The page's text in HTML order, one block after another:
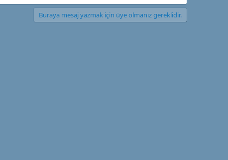
Buraya mesaj yazmak için üye olmanız gereklidir.